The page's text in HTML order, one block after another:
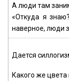
А люди там
«Откуда я
наверное, люди
Дается
Какого же